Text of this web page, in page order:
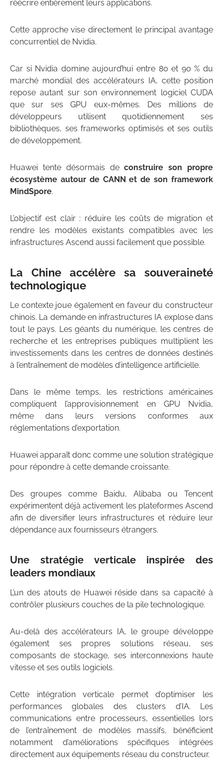
réécrire entièrement leurs applications.
Cette approche vise directement le principal avantage
concurrentiel de Nvidia.
Car si Nvidia domine aujourd’hui entre 80 et 90 % du
marché mondial des accélérateurs IA, cette position
repose autant sur son environnement logiciel CUDA
que sur ses GPU eux-mêmes. Des millions de
développeurs utilisent quotidiennement ses
bibliothèques, ses frameworks optimisés et ses outils
de développement.
Huawei tente désormais deconstruire son propre
écosystème autour de CANN et de son framework
MindSpore.
L’objectif est clair : réduire les coûts de migration et
rendre les modèles existants compatibles avec les
infrastructures Ascend aussi facilement que possible.
La Chine accélère sa souveraineté
technologique
Le contexte joue également en faveur du constructeur
chinois. La demande en infrastructures IA explose dans
tout le pays. Les géants du numérique, les centres de
recherche et les entreprises publiques multiplient les
investissements dans les centres de données destinés
à l’entraînement de modèles d’intelligence artificielle.
Dans le même temps, les restrictions américaines
compliquent l’approvisionnement en GPU Nvidia,
même dans leurs versions conformes aux
réglementations d’exportation.
Huawei apparaît donc comme une solution stratégique
pour répondre à cette demande croissante.
Des groupes comme Baidu, Alibaba ou Tencent
expérimentent déjà activement les plateformes Ascend
afin de diversifier leurs infrastructures et réduire leur
dépendance aux fournisseurs étrangers.
Une stratégie verticale inspirée des
leaders mondiaux
L’un des atouts de Huawei réside dans sa capacité à
contrôler plusieurs couches de la pile technologique.
Au-delà des accélérateurs IA, le groupe développe
également ses propres solutions réseau, ses
composants de stockage, ses interconnexions haute
vitesse et ses outils logiciels.
Cette intégration verticale permet d’optimiser les
performances globales des clusters d’IA. Les
communications entre processeurs, essentielles lors
de l’entraînement de modèles massifs, bénéficient
notamment d’améliorations spécifiques intégrées
directement aux équipements réseau du constructeur.